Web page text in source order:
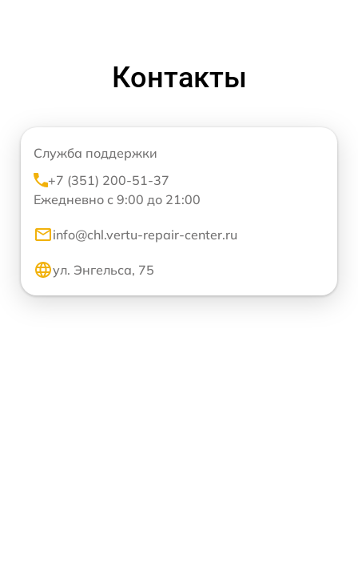
Контакты
Служба поддержки
+7 (351) 200-51-37
Ежедневно с 9:00 до 21:00
info@chl.vertu-repair-center.ru
ул. Энгельса, 75